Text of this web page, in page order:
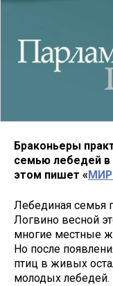
Браконьеры
семью лебедей в
этом пишет «МИР
Лебединая семья
Логвино весной
многие местные
Но после
птиц в живых
молодых лебедей.